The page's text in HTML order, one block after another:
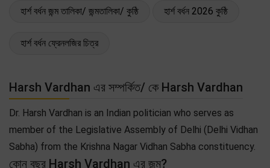
হার্শ বর্ধন জন্ম তালিকা/ জন্মতালিকা/ কুষ্ঠি হার্শ বর্ধন 2026 কুষ্ঠি
হার্শ বর্ধন ফ্রেনলজির চিত্র
Harsh Vardhan এর সম্পর্কিত/ কে Harsh Vardhan
Dr. Harsh Vardhan is an Indian politician who serves as
member of the Legislative Assembly of Delhi (Delhi Vidhan
Sabha) from the Krishna Nagar Vidhan Sabha constituency.
কোন বছর Harsh Vardhan এর জন্ম?